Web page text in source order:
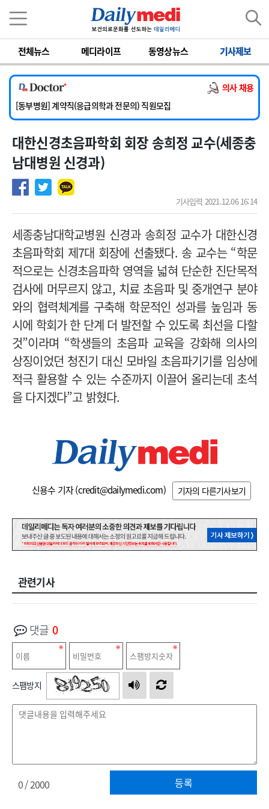
전체뉴스 메디라이프 동영상뉴스 기사제보
의사 채용
[서울아산병원] 2026년 하반기 인턴 모집
[영남대학교의료원] 마취통증의학과 임기제 임상의사 채용
[충남대학교병원] 소아청소년과(소아응급전담) 계약직 의사 공개채용
[동부병원] 계약직(응급의학과 전문의) 직원모집
[이대목동병원] 하반기 전공의(레지던트1년차) 모집
[서울아산병원] 2026년 하반기 인턴 모집
[영남대학교의료원] 마취통증의학과 임기제 임상의사 채용
대한신경초음파학회 회장 송희정 교수(세종충
남대병원 신경과)
기사입력 2021.12.06 16:14
세종충남대학교병원 신경과 송희정 교수가 대한신경
초음파학회 제7대 회장에 선출됐다. 송 교수는 “학문
적으로는 신경초음파학 영역을 넓혀 단순한 진단목적
검사에 머무르지 않고, 치료 초음파 및 중개연구 분야
와의 협력체계를 구축해 학문적인 성과를 높임과 동
시에 학회가 한 단계 더 발전할 수 있도록 최선을 다할
것”이라며 “학생들의 초음파 교육을 강화해 의사의
상징이었던 청진기 대신 모바일 초음파기기를 임상에
적극 활용할 수 있는 수준까지 이끌어 올리는데 초석
을 다지겠다”고 밝혔다.
신용수 기자 (credit@dailymedi.com) 기자의 다른기사보기
관련기사
댓글 0
스팸방지
등록
0/ 2000